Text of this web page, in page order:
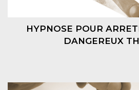
HYPNOSE POUR
DANGEREUX